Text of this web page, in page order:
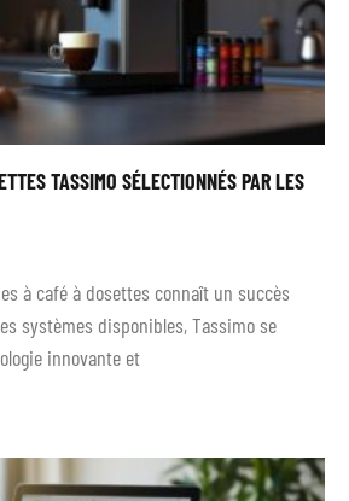
TASSIMO SÉLECTIONNÉS PAR LES
à café à dosettes connaît un succès
systèmes disponibles, Tassimo se
innovante et